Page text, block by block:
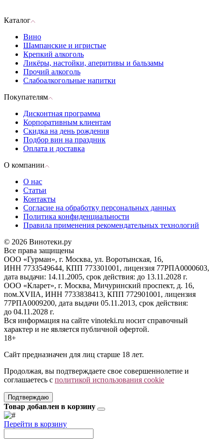
Каталог
Вино
Шампанские и игристые
Крепкий алкоголь
Ликёры, настойки, аперитивы и бальзамы
Прочий алкоголь
Слабоалкогольные напитки
Покупателям
Дисконтная программа
Корпоративным клиентам
Скидка на день рождения
Подбор вин на праздник
Оплата и доставка
О компании
О нас
Статьи
Контакты
Согласие на обработку персональных данных
Политика конфиденциальности
Правила применения рекомендательных технологий
© 2026 Винотеки.ру
Все права защищены
ООО «Гурман», г. Москва, ул. Воротынская, 16,
ИНН 7733549644, КПП 773301001, лицензия 77РПА0000603,
дата выдачи: 14.11.2005, срок действия: до 13.11.2028 г.
ООО «Кларет», г. Москва, Мичуринский проспект, д. 16,
пом.XVIIA, ИНН 7733838413, КПП 772901001, лицензия
77РПА0009200, дата выдачи 05.11.2013, срок действия:
до 04.11.2028 г.
Вся информация на сайте vinoteki.ru носит справочный
характер и не является публичной офертой.
18+
Сайт предназначен для лиц старше 18 лет.
Продолжая, вы подтверждаете свое совершеннолетие и
соглашаетесь с политикой использования cookie
Подтверждаю
Товар добавлен в корзину
Перейти в корзину